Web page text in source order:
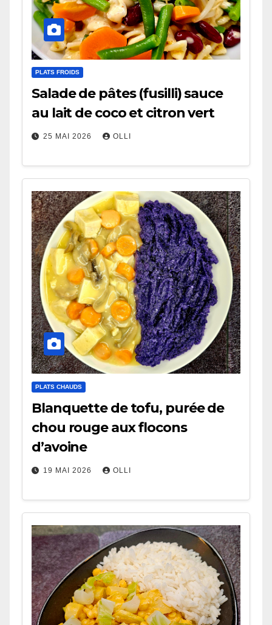
PLATS FROIDS
Salade de pâtes (fusilli) sauce
au lait de coco et citron vert
25 MAI 2026 OLLI
PLATS CHAUDS
Blanquette de tofu, purée de
chou rouge aux flocons
d’avoine
19 MAI 2026 OLLI